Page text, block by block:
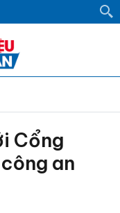
Cổng
an